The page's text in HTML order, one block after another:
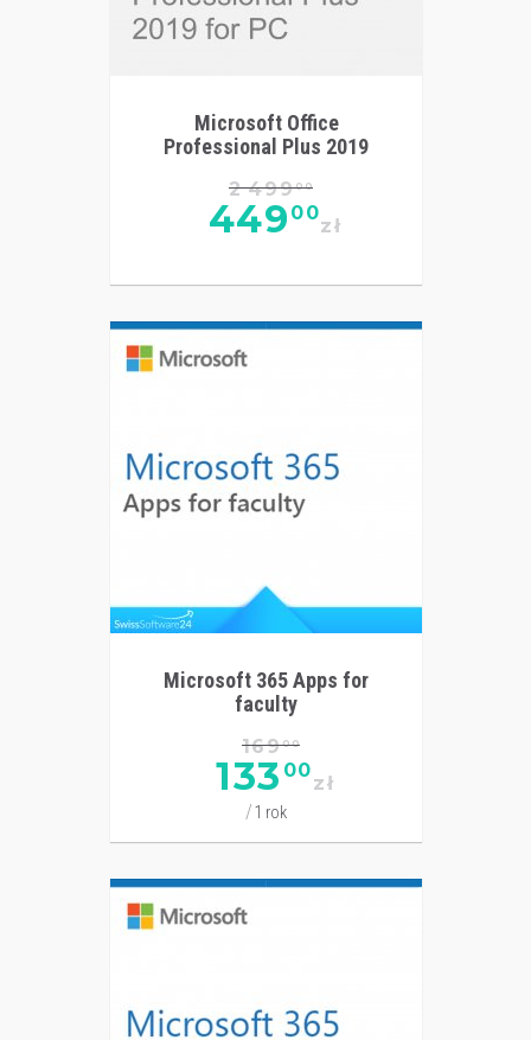
Microsoft Office
Professional Plus 2019
2 49900
449 00
zł
Microsoft 365 Apps for
faculty
16900
133 00
zł
1 rok